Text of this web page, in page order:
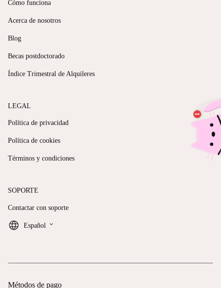
Cómo funciona
Acerca de nosotros
Blog
Becas postdoctorado
Índice Trimestral de Alquileres
LEGAL
Política de privacidad
Política de cookies
Términos y condiciones
SOPORTE
Contactar con soporte
Español keyboard_arrow_down
Métodos de pago